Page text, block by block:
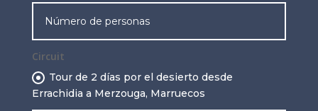
Circuit
Tour de 2 días por el desierto desde
Errachidia a Merzouga, Marruecos